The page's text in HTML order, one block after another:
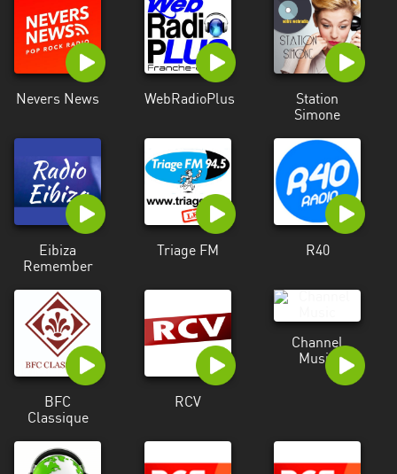
Nevers News WebRadioPlus
Station
Simone
Eibiza
Remember
Triage FM R40
BFC
Classique
RCV
Channel
Music